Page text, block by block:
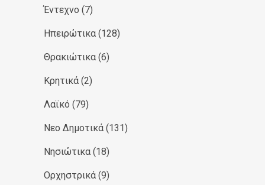
Έντεχνο (7)
Ηπειρώτικα (128)
Θρακιώτικα (6)
Κρητικά (2)
Λαϊκό (79)
Νεο Δημοτικά (131)
Νησιώτικα (18)
Ορχηστρικά (9)